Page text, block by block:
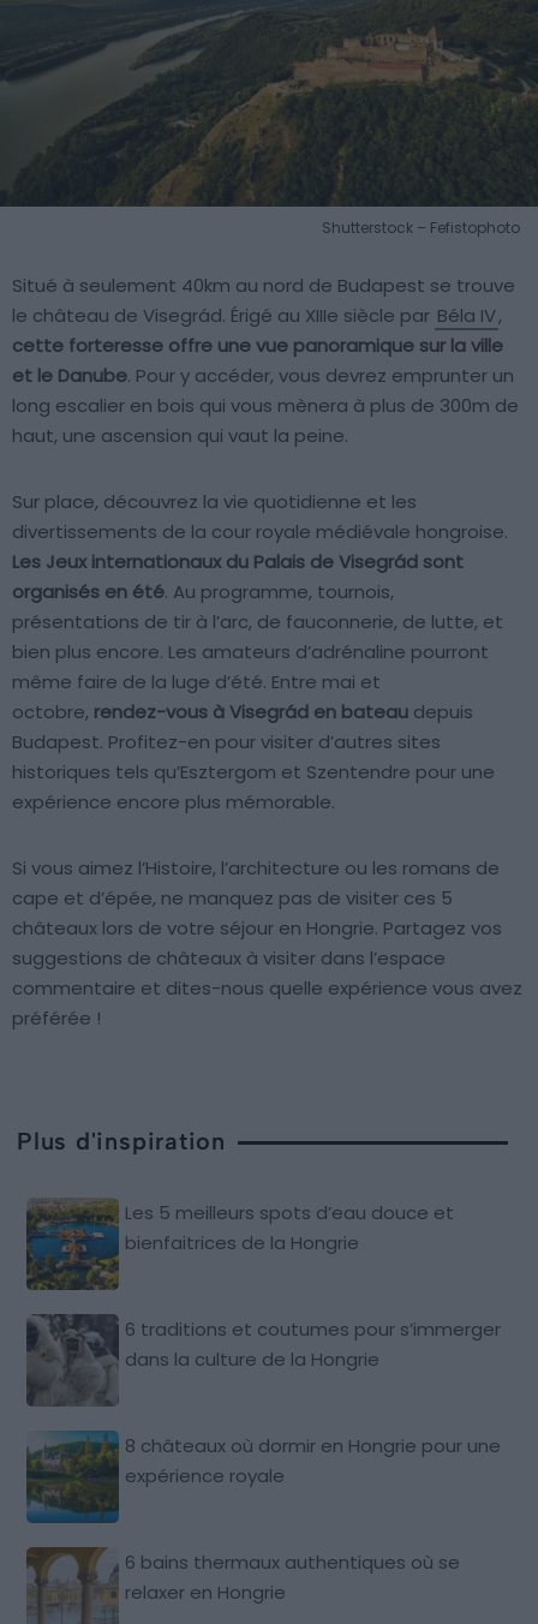
Shutterstock – Fefistophoto
Situé à seulement 40km au nord de Budapest se trouve
le château de Visegrád. Érigé au XIIIe siècle par Béla IV,
cette forteresse offre une vue panoramique sur la ville
et le Danube. Pour y accéder, vous devrez emprunter un
long escalier en bois qui vous mènera à plus de 300m de
haut, une ascension qui vaut la peine.
Sur place, découvrez la vie quotidienne et les
divertissements de la cour royale médiévale hongroise.
Les Jeux internationaux du Palais de Visegrád sont
organisés en été. Au programme, tournois,
présentations de tir à l’arc, de fauconnerie, de lutte, et
bien plus encore. Les amateurs d’adrénaline pourront
même faire de la luge d’été. Entre mai et
octobre, rendez-vous à Visegrád en bateau depuis
Budapest. Profitez-en pour visiter d’autres sites
historiques tels qu’Esztergom et Szentendre pour une
expérience encore plus mémorable.
Si vous aimez l’Histoire, l’architecture ou les romans de
cape et d’épée, ne manquez pas de visiter ces 5
châteaux lors de votre séjour en Hongrie. Partagez vos
suggestions de châteaux à visiter dans l’espace
commentaire et dites-nous quelle expérience vous avez
préférée !
Plus d'inspiration
Les 5 meilleurs spots d’eau douce et
bienfaitrices de la Hongrie
6 traditions et coutumes pour s’immerger
dans la culture de la Hongrie
8 châteaux où dormir en Hongrie pour une
expérience royale
6 bains thermaux authentiques où se
relaxer en Hongrie